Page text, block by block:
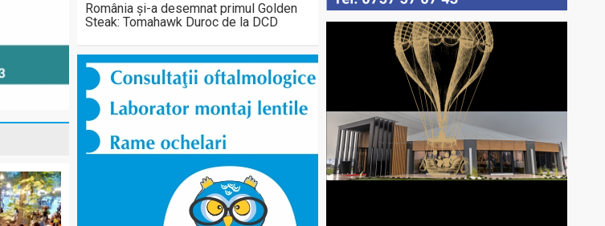
România și-a desemnat primul Golden
Steak: Tomahawk Duroc de la DCD